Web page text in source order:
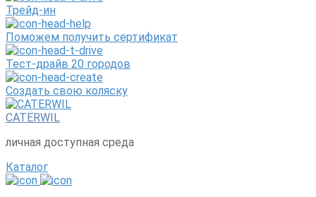
Трейд-ин
Поможем получить сертификат
Тест-драйв 20 городов
Создать свою коляску
CATERWIL
личная доступная среда
Каталог